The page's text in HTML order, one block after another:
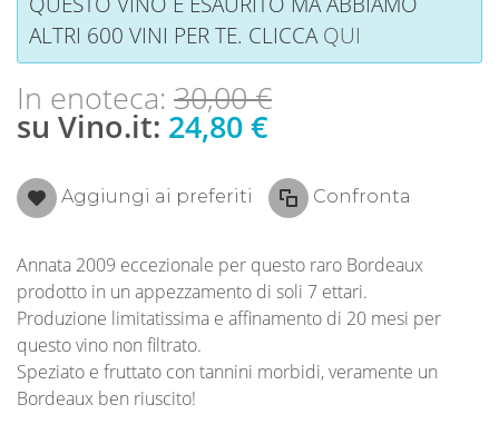
ALTRI 600 VINI PER TE. CLICCAQUI
In enoteca: 30,00 €
su Vino.it: 24,80 €
Aggiungi ai preferiti Confronta
Annata 2009 eccezionale per questo raro Bordeaux
prodotto in un appezzamento di soli 7 ettari.
Produzione limitatissima e affinamento di 20 mesi per
questo vino non filtrato.
Speziato e fruttato con tannini morbidi, veramente un
Bordeaux ben riuscito!